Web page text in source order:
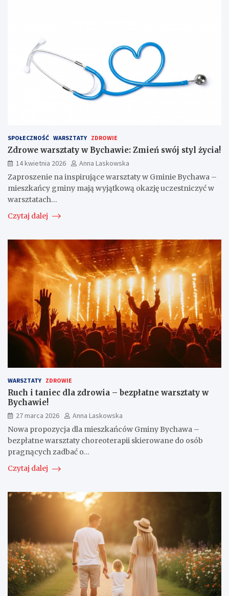
SPOŁECZNOŚĆ WARSZTATY ZDROWIE
Zdrowe warsztaty w Bychawie: Zmień swój styl życia!
14 kwietnia 2026
Anna Laskowska
Zaproszenie na inspirujące warsztaty w Gminie Bychawa –
mieszkańcy gminy mają wyjątkową okazję uczestniczyć w
warsztatach…
Czytaj dalej
WARSZTATY ZDROWIE
Ruch i taniec dla zdrowia – bezpłatne warsztaty w
Bychawie!
27 marca 2026
Anna Laskowska
Nowa propozycja dla mieszkańców Gminy Bychawa –
bezpłatne warsztaty choreoterapii skierowane do osób
pragnących zadbać o…
Czytaj dalej